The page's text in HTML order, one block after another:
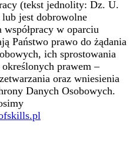
(tekst jednolity: Dz. U.
jest dobrowolne
w oparciu
Państwo prawo do żądania
ich sprostowania
prawem –
oraz wniesienia
Danych Osobowych.